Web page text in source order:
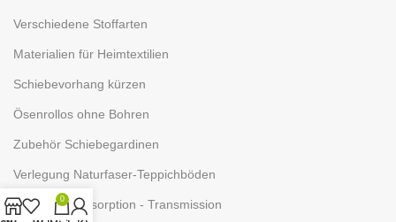
Verschiedene Stoffarten
Materialien für Heimtextilien
Schiebevorhang kürzen
Ösenrollos ohne Bohren
Zubehör Schiebegardinen
Verlegung Naturfaser-Teppichböden
Reflexion - Absorption - Transmission
0